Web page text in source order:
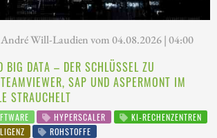
Will-Laudien vom 04.08.2026 | 04:00
DATA – DER SCHLÜSSEL ZU
SAP UND ASPERMONT IM
STRAUCHELT
HYPERSCALER
KI-RECHENZENTREN
ROHSTOFFE